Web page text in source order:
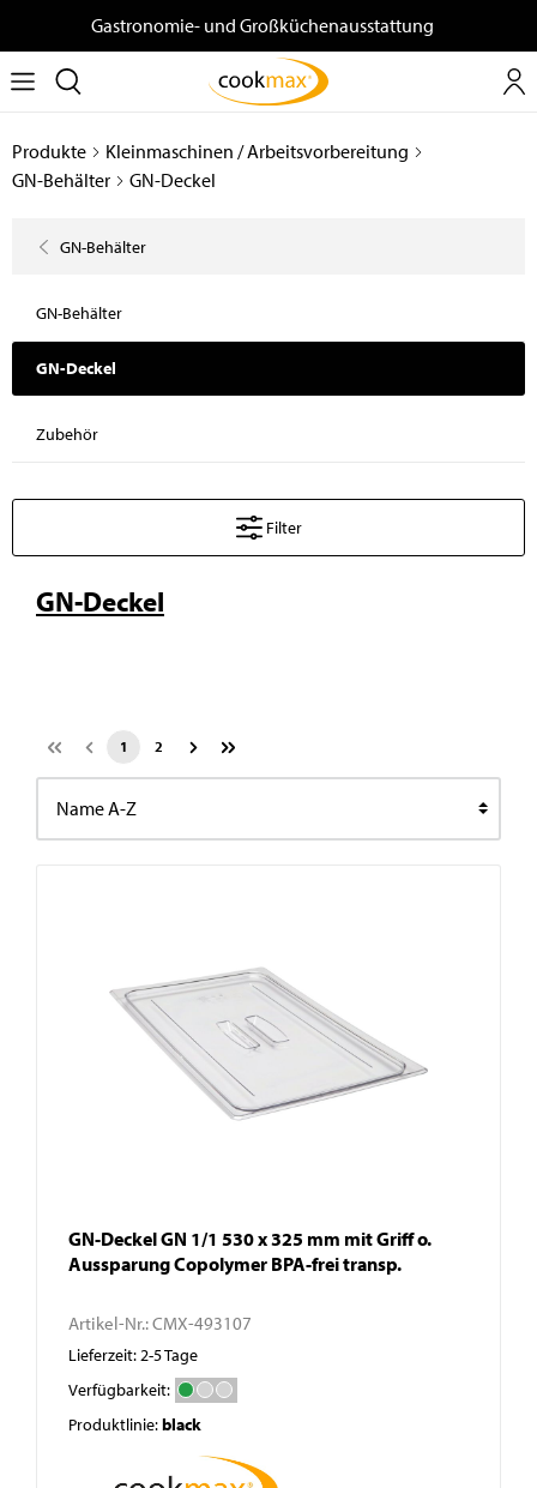
Gastronomie- und Großküchenausstattung
Produkte
Kleinmaschinen / Arbeitsvorbereitung
GN-Behälter
GN-Deckel
GN-Behälter
GN-Behälter
GN-Deckel
Zubehör
Filter
GN-Deckel
1 2
GN-Deckel GN 1/1 530 x 325 mm mit Griff o.
Aussparung Copolymer BPA-frei transp.
Artikel-Nr.:CMX-493107
Lieferzeit: 2-5 Tage
Verfügbarkeit:
Produktlinie:black